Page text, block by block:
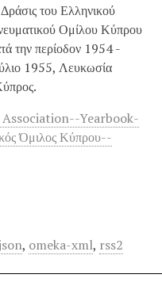
του Ελληνικού
Ομίλου Κύπρου
την περίοδον 1954 -
1955, Λευκωσία
Yearbook-
Όμιλος Κύπρου--
, omeka-xml, rss2